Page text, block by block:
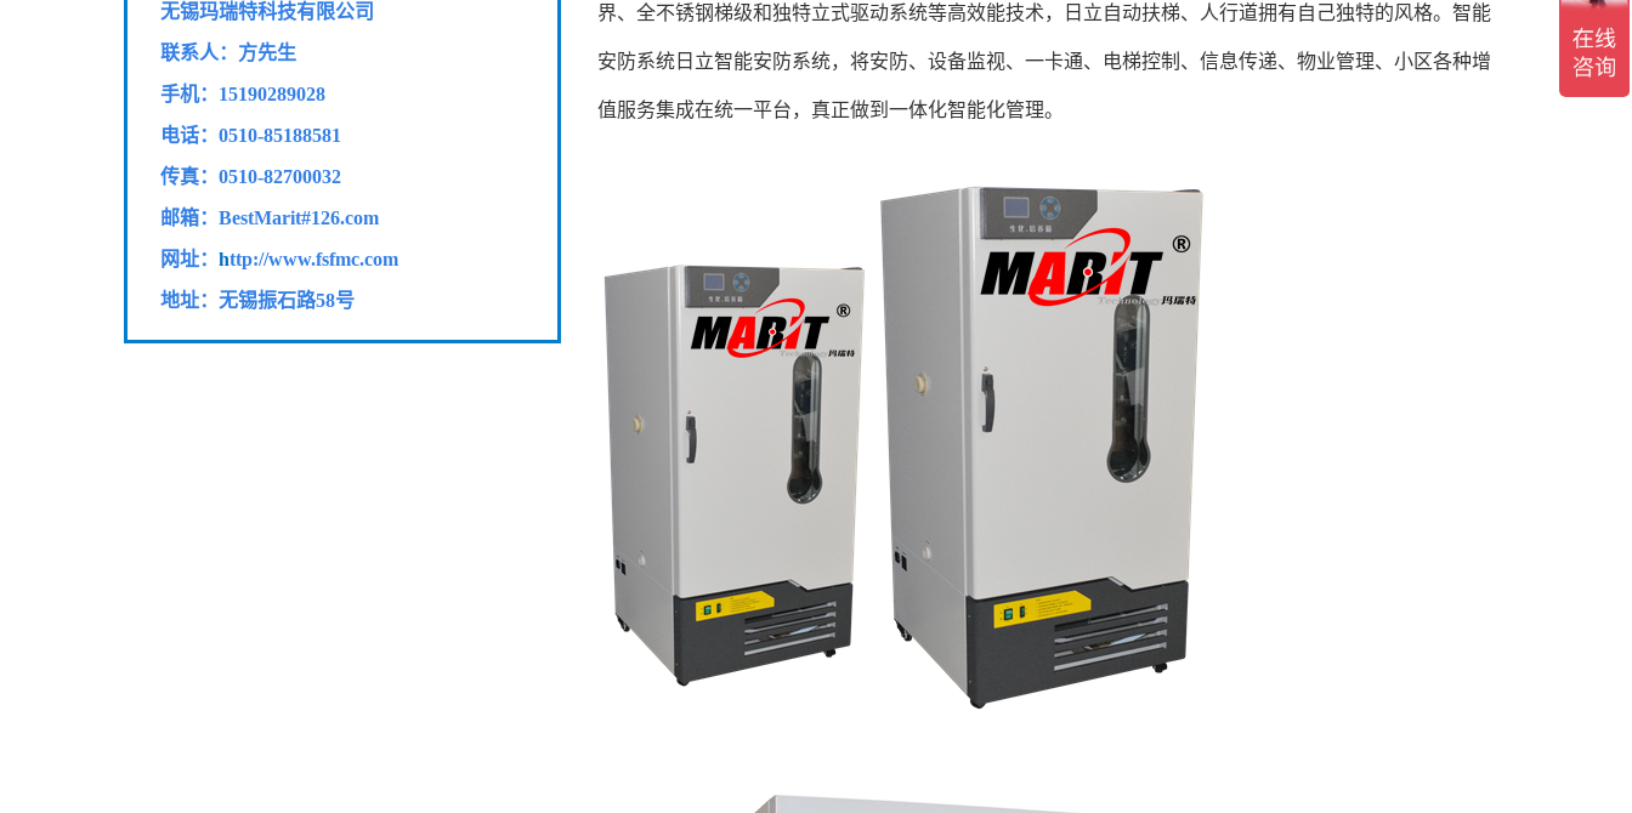
无锡玛瑞特科技有限公司
联系人：方先生
手机：15190289028
电话：0510-85188581
传真： 0510-82700032
邮箱：BestMarit#126.com
网址： http://www.fsfmc.com
地址：无锡振石路58号
界、全不锈钢梯级和独特立式驱动系统等高效能技术，日立自动扶梯、人行道拥有自己独特的风格。智能
安防系统日立智能安防系统，将安防、设备监视、一卡通、电梯控制、信息传递、物业管理、小区各种增
值服务集成在统一平台，真正做到一体化智能化管理。